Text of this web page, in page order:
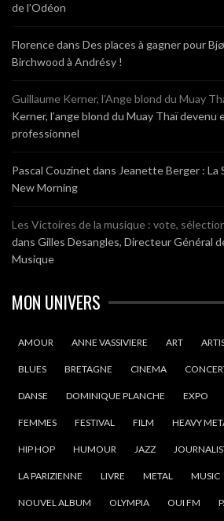
de l’Odéon
Florencedans Des places à gagner pour
Birchwood à Andrésy !
Guillaume Kerner, l’Ange blond du Muay
Kerner, l’ange blond du Muay Thaï devenu
professionnel
Pascal Couzinet dans Jeanette Berger : La
New Morning
Les Victoires de la musique : vote,
dans Gilles Desangles, Directeur Général
Musique
MON UNIVERS
AMOUR ANNE VASSIVIERE ART
BLUES BRETAGNE CINEMA
DANSE DOMINIQUE PLANCHE EXPO
FEMMES FESTIVAL FILM HEAVY
HIP HOP HUMOUR JAZZ
LA PARIZIENNE LIVRE METAL MUSIC
NOUVEL ALBUM OLYMPIA OUI FM